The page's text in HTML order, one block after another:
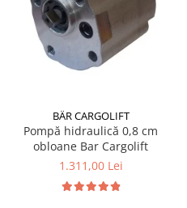
BÄR CARGOLIFT
Pompă hidraulică 0,8 cm
obloane Bar Cargolift
1.311,00 Lei